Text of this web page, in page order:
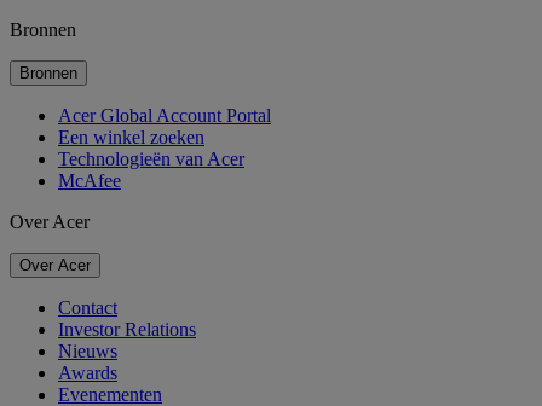
Bronnen
Bronnen
Acer Global Account Portal
Een winkel zoeken
Technologieën van Acer
McAfee
Over Acer
Over Acer
Contact
Investor Relations
Nieuws
Awards
Evenementen